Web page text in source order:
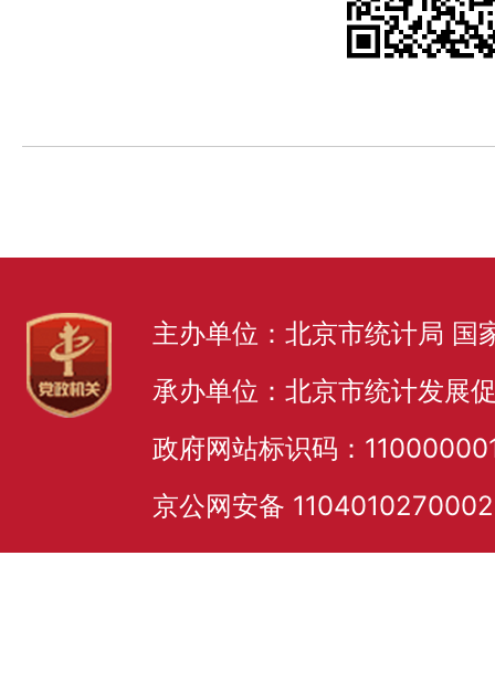
主办单位：北京市统计局 国
承办单位：北京市统计发展
政府网站标识码：
京公网安备